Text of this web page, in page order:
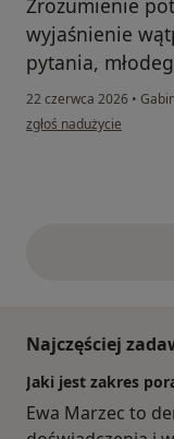
Zrozumienie
wyjaśnienie
pytania,
22 czerwca 2026 •
w opinii użytkownika
zgłoś nadużycie
Najczęściej
Jaki jest zakres
Ewa Marzec to